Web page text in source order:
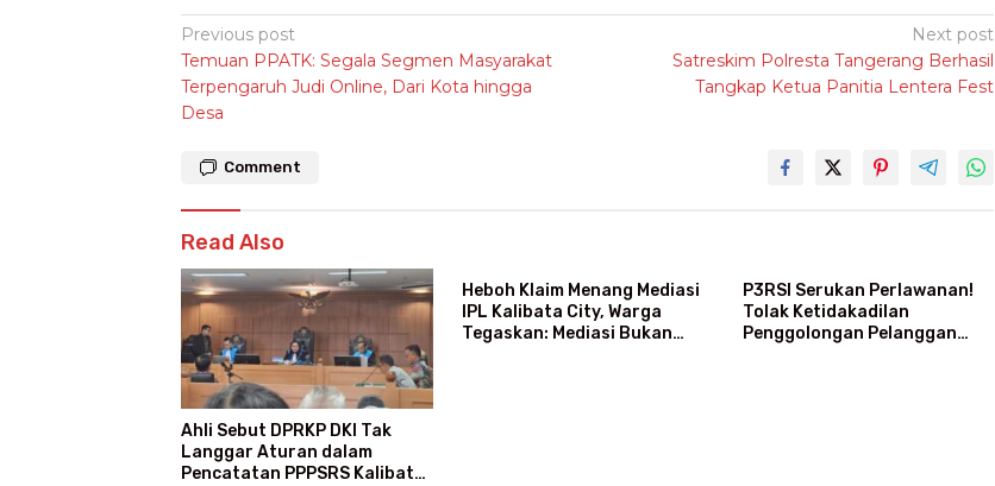
Post
navigation
Previous post
Temuan PPATK: Segala Segmen Masyarakat
Terpengaruh Judi Online, Dari Kota hingga
Desa
Next post
Satreskim Polresta Tangerang Berhasil
Tangkap Ketua Panitia Lentera Fest
Comment
Read Also
Ahli Sebut DPRKP DKI Tak
Langgar Aturan dalam
Pencatatan PPPSRS Kalibata
Heboh Klaim Menang Mediasi
IPL Kalibata City, Warga
Tegaskan: Mediasi Bukan
P3RSI Serukan Perlawanan!
Tolak Ketidakadilan
Penggolongan Pelanggan